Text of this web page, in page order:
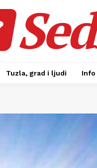
Tuzla, grad i ljudi Info